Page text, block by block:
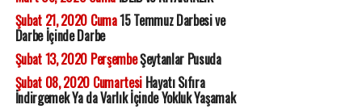
Şubat 21, 2020 Cuma15 Temmuz Darbesi ve
Darbe İçinde Darbe
Şubat 13, 2020 PerşembeŞeytanlar Pusuda
Şubat 08, 2020 CumartesiHayatı Sıfıra
İndirgemek Ya da Varlık İçinde Yokluk Yaşamak